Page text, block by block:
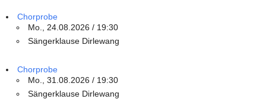
Chorprobe
Mo., 24.08.2026 / 19:30
Sängerklause Dirlewang
Chorprobe
Mo., 31.08.2026 / 19:30
Sängerklause Dirlewang